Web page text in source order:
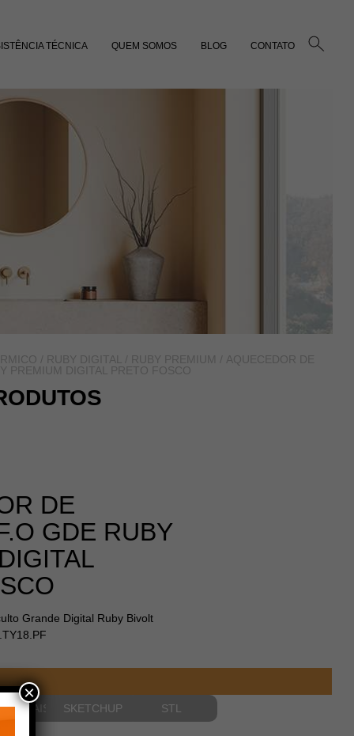
TÉCNICA QUEM SOMOS BLOG CONTATO
/ RUBY DIGITAL / RUBY PREMIUM / AQUECEDOR DE
PREMIUM DIGITAL PRETO FOSCO
DE
GDE RUBY
Grande Digital Ruby Bivolt
SKETCHUP STL
×